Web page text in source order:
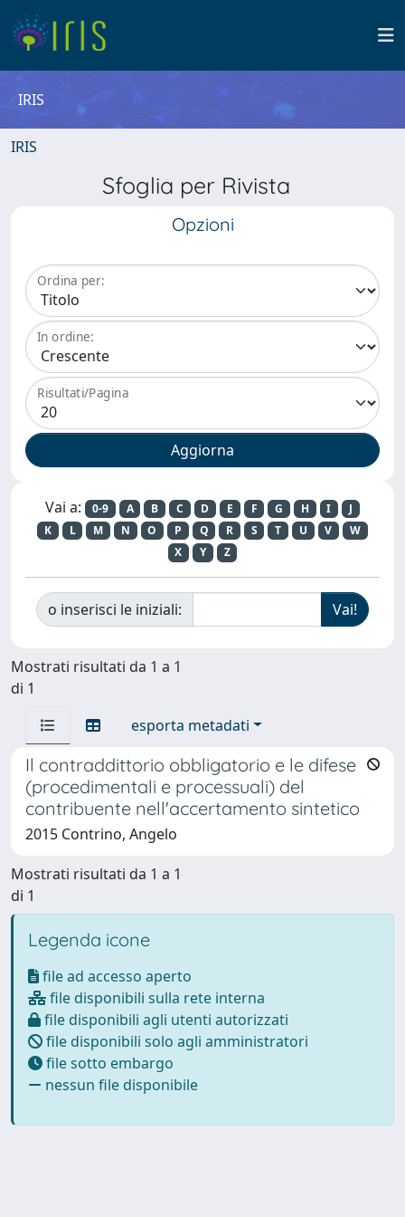
IRIS
IRIS
Sfoglia per Rivista
Opzioni
Ordina per:
In ordine:
Risultati/Pagina
Vai a: 0-9 A B C D E F G H I
J
K
L M N O P Q R S T U V
W
X
Y Z
o inserisci le iniziali:
Mostrati risultati da 1 a 1
di 1
esporta metadati
Il contraddittorio obbligatorio e le difese
(procedimentali e processuali) del
contribuente nell'accertamento sintetico
2015 Contrino, Angelo
Mostrati risultati da 1 a 1
di 1
Legenda icone
file ad accesso aperto
file disponibili sulla rete interna
file disponibili agli utenti autorizzati
file disponibili solo agli amministratori
file sotto embargo
nessun file disponibile